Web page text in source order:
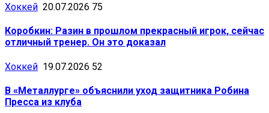
Хоккей 20.07.2026 75
Коробкин: Разин в прошлом прекрасный игрок, сейчас
отличный тренер. Он это доказал
Хоккей 19.07.2026 52
В «Металлурге» объяснили уход защитника Робина
Пресса из клуба